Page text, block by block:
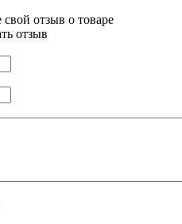
свой отзыв о товаре
отзыв